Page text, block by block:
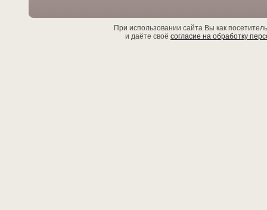
При использовании сайта Вы как
и даёте своё согласие на обработку